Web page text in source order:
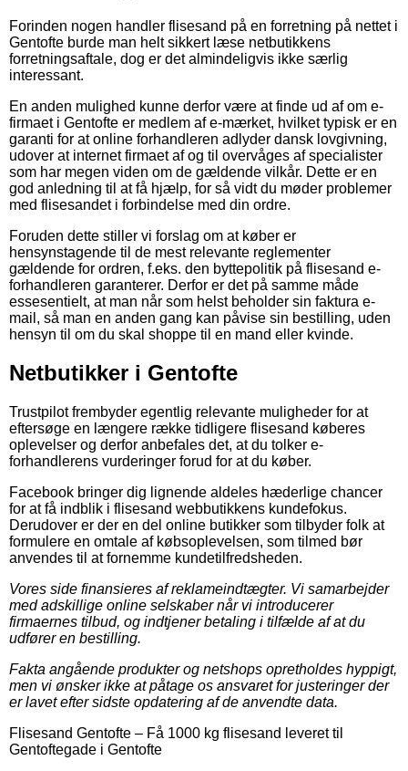
Forinden nogen handler flisesand på en forretning på nettet i
Gentofte burde man helt sikkert læse netbutikkens
forretningsaftale, dog er det almindeligvis ikke særlig
interessant.
En anden mulighed kunne derfor være at finde ud af om e-
firmaet i Gentofte er medlem af e-mærket, hvilket typisk er en
garanti for at online forhandleren adlyder dansk lovgivning,
udover at internet firmaet af og til overvåges af specialister
som har megen viden om de gældende vilkår. Dette er en
god anledning til at få hjælp, for så vidt du møder problemer
med flisesandet i forbindelse med din ordre.
Foruden dette stiller vi forslag om at køber er
hensynstagende til de mest relevante reglementer
gældende for ordren, f.eks. den byttepolitik på flisesand e-
forhandleren garanterer. Derfor er det på samme måde
essesentielt, at man når som helst beholder sin faktura e-
mail, så man en anden gang kan påvise sin bestilling, uden
hensyn til om du skal shoppe til en mand eller kvinde.
Netbutikker i Gentofte
Trustpilot frembyder egentlig relevante muligheder for at
eftersøge en længere række tidligere flisesand køberes
oplevelser og derfor anbefales det, at du tolker e-
forhandlerens vurderinger forud for at du køber.
Facebook bringer dig lignende aldeles hæderlige chancer
for at få indblik i flisesand webbutikkens kundefokus.
Derudover er der en del online butikker som tilbyder folk at
formulere en omtale af købsoplevelsen, som tilmed bør
anvendes til at fornemme kundetilfredsheden.
Vores side finansieres af reklameindtægter. Vi samarbejder
med adskillige online selskaber når vi introducerer
firmaernes tilbud, og indtjener betaling i tilfælde af at du
udfører en bestilling.
Fakta angående produkter og netshops opretholdes hyppigt,
men vi ønsker ikke at påtage os ansvaret for justeringer der
er lavet efter sidste opdatering af de anvendte data.
Flisesand Gentofte – Få 1000 kg flisesand leveret til
Gentoftegade i Gentofte